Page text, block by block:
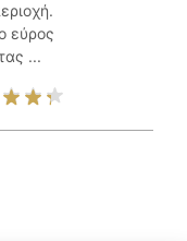
εύρος
...